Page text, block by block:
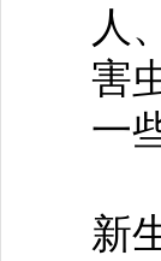
人
害
一
新